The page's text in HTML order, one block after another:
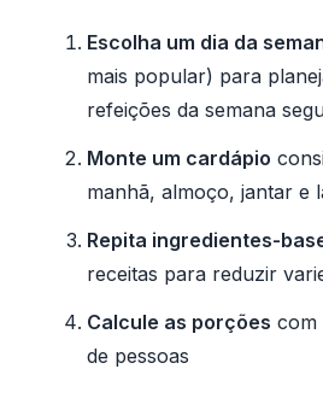
Escolha um dia da
mais popular) para
refeições da semana
Monte um cardápio
manhã, almoço, jantar e
Repita ingredientes-
receitas para reduzir
Calcule as porções com
de pessoas